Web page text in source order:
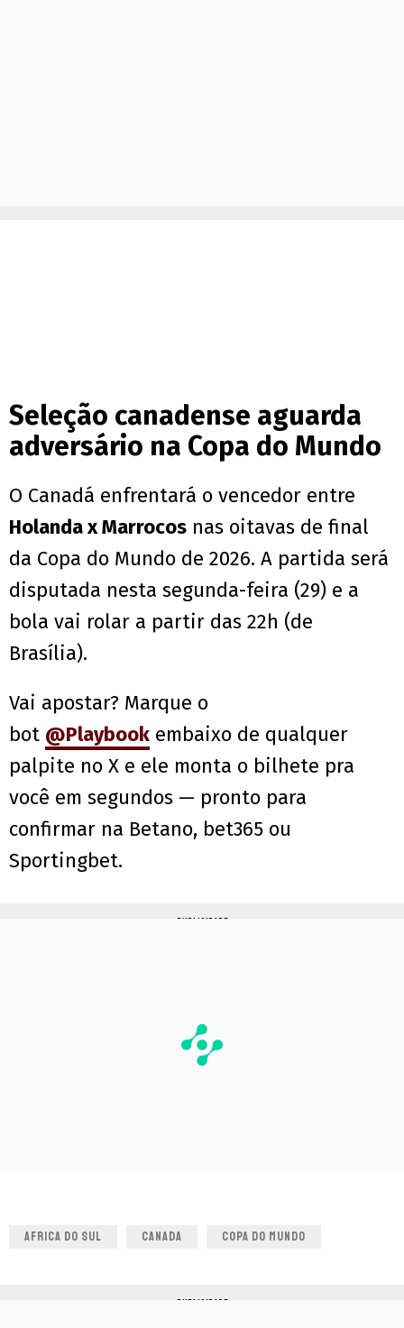
Seleção canadense aguarda
adversário na Copa do Mundo
O Canadá enfrentará o vencedor entre
Holanda x Marrocos nas oitavas de final
da Copa do Mundo de 2026. A partida será
disputada nesta segunda-feira (29) e a
bola vai rolar a partir das 22h (de
Brasília).
Vai apostar? Marque o
bot @Playbook embaixo de qualquer
palpite no X e ele monta o bilhete pra
você em segundos — pronto para
confirmar na Betano, bet365 ou
Sportingbet.
PUBLICIDADE
AFRICA DO SUL CANADA COPA DO MUNDO
PUBLICIDADE